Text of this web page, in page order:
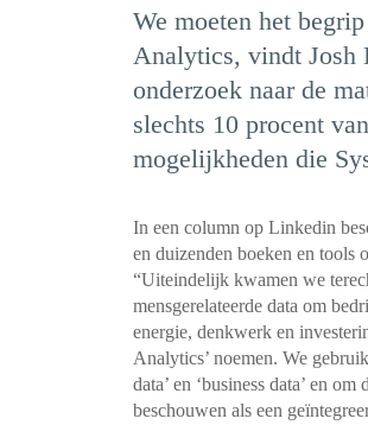
We moeten het
Analytics, vindt Josh
onderzoek naar de
slechts 10 procent
mogelijkheden die
In een column op Linkedin
en duizenden boeken en tools
“Uiteindelijk kwamen we
mensgerelateerde data om
energie, denkwerk en
Analytics’ noemen. We
data’ en ‘business data’ en
beschouwen als een